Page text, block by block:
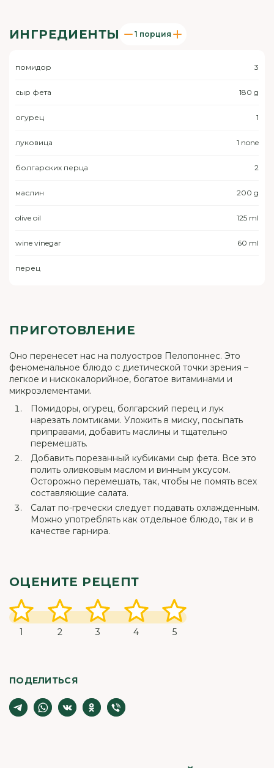
ИНГРЕДИЕНТЫ 1 порция
помидор 3
сыр фета 180 g
огурец 1
луковица 1 none
болгарских перца 2
маслин 200 g
olive oil 125 ml
wine vinegar 60 ml
перец
ПРИГОТОВЛЕНИЕ
Оно перенесет нас на полуостров Пелопоннес. Это
феноменальное блюдо с диетической точки зрения –
легкое и нискокалорийное, богатое витаминами и
микроэлементами.
Помидоры, огурец, болгарский перец и лук
нарезать ломтиками. Уложить в миску, посыпать
приправами, добавить маслины и тщательно
перемешать.
Добавить порезанный кубиками сыр фета. Все это
полить оливковым маслом и винным уксусом.
Осторожно перемешать, так, чтобы не помять всех
составляющие салата.
Салат по-гречески следует подавать охлажденным.
Можно употреблять как отдельное блюдо, так и в
качестве гарнира.
ОЦЕНИТЕ РЕЦЕПТ
1 2 3 4 5
ПОДЕЛИТЬСЯ